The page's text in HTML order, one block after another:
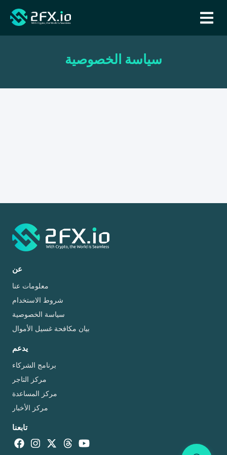
سياسة الخصوصية
عن
معلومات عنا
شروط الاستخدام
سياسة الخصوصية
بيان مكافحة غسيل الأموال
يدعم
برنامج الشركاء
مركز التاجر
مركز المساعدة
مركز الأخبار
تابعنا